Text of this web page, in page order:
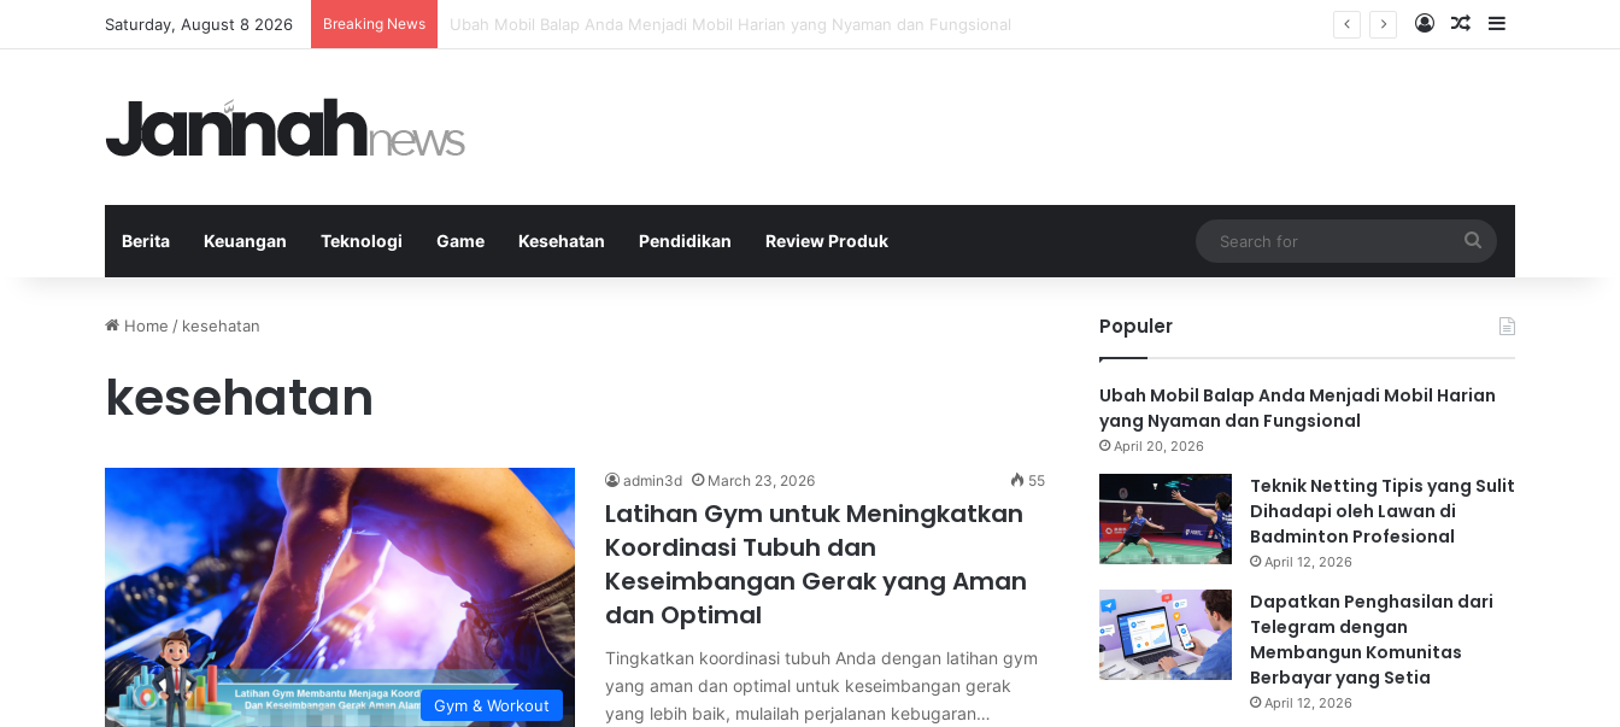
Saturday, August 8 2026 Breaking News Teknik Netting Tipis yang Sulit Dihadapi oleh Lawan di Badminton Profesional Log InRandom Article
Sidebar
Berita Keuangan Teknologi Game Kesehatan Pendidikan Review Produk
for
Home / kesehatan
kesehatan
Gym & Workout
admin3d March 23, 2026 55
Latihan Gym untuk Meningkatkan
Koordinasi Tubuh dan
Keseimbangan Gerak yang Aman
dan Optimal
Tingkatkan koordinasi tubuh Anda dengan latihan gym
yang aman dan optimal untuk keseimbangan gerak
yang lebih baik, mulailah perjalanan kebugaran…
Populer
Ubah Mobil Balap Anda Menjadi Mobil Harian
yang Nyaman dan Fungsional
April 20, 2026
Teknik Netting Tipis yang Sulit
Dihadapi oleh Lawan di
Badminton Profesional
April 12, 2026
Dapatkan Penghasilan dari
Telegram dengan
Membangun Komunitas
Berbayar yang Setia
April 12, 2026